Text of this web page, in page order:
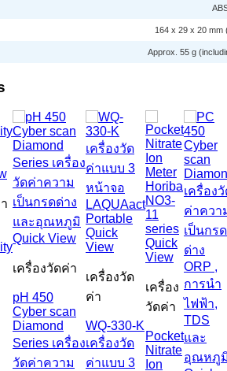
164 x 29 x 20 mm
Approx. 55 g
Quick View
เครื่องวัดค่า
pH 450
Cyber scan
Diamond
Series เครื่อง
วัดค่าความ
Quick
View
เครื่องวัด
ค่า
WQ-330-K
เครื่องวัด
ค่าแบบ 3
Quick
View
เครื่อง
วัดค่า
Pocket
Nitrate
Ion